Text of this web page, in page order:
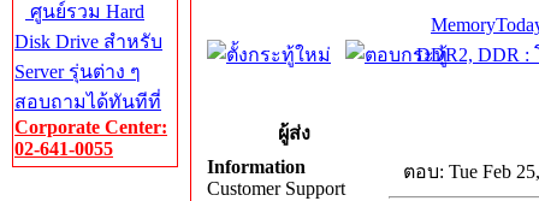
ศูนย์รวม Hard
Disk Drive สำหรับ
Server รุ่นต่าง ๆ
สอบถามได้ทันทีที่
Corporate Center:
02-641-0055
DDR2, DDR :
ผู้ส่ง
Information
Customer Support
ตอบ: Tue Feb